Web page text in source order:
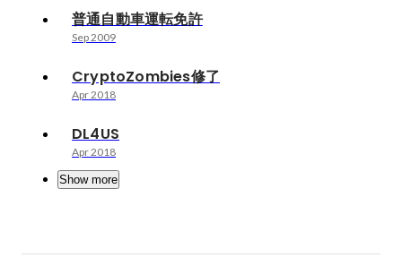
普通自動車運転免許
Sep 2009
CryptoZombies修了
Apr 2018
DL4US
Apr 2018
Show more